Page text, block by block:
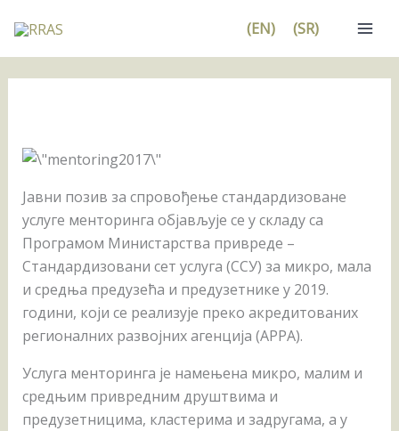
na
sadržaj
(EN) (SR)
Јавни позив за спровођење стандардизоване
услуге менторинга објављује се у складу са
Програмом Министарства привреде –
Стандардизовани сет услуга (ССУ) за микро, мала
и средња предузећа и предузетнике у 2019.
години, који се реализује преко акредитованих
регионалних развојних агенција (АРРА).
Услуга менторинга је намењена микро, малим и
средњим привредним друштвима и
предузетницима, кластерима и задругама, а у